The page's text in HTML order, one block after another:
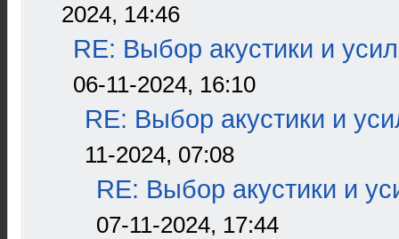
2024, 14:46
RE: Выбор акустики и
06-11-2024, 16:10
RE: Выбор акустики и
11-2024, 07:08
RE: Выбор акустики и
07-11-2024, 17:44